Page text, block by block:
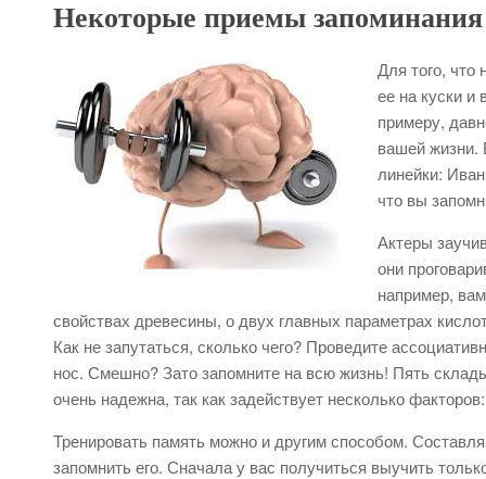
Некоторые приемы запоминания
Для того, что
ее на куски и
примеру,
вашей жизни.
линейки:
что вы
Актеры
они
например,
свойствах древесины, о двух главных параметрах
Как не запутаться, сколько чего? Проведите
нос. Смешно? Зато запомните на всю жизнь! Пять
очень надежна, так как задействует несколько
Тренировать память можно и другим способом.
запомнить его. Сначала у вас получиться выучить